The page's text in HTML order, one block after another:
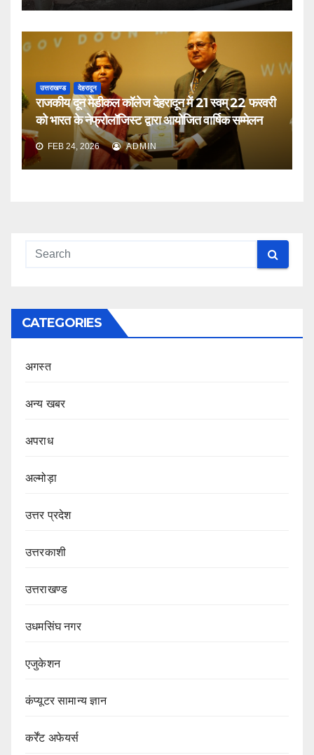
उत्तराखण्ड देहरादून
राजकीय दून मेडीकल कॉलेज देहरादून में 21 स्वम् 22 फरवरी
को भारत के नेफ्रोलॉजिस्ट द्वारा आयोजित वार्षिक सम्मेलन
FEB 24, 2026 ADMIN
CATEGORIES
अगस्त
अन्य खबर
अपराध
अल्मोड़ा
उत्तर प्रदेश
उत्तरकाशी
उत्तराखण्ड
उधमसिंघ नगर
एजुकेशन
कंप्यूटर सामान्य ज्ञान
कर्रेंट अफेयर्स